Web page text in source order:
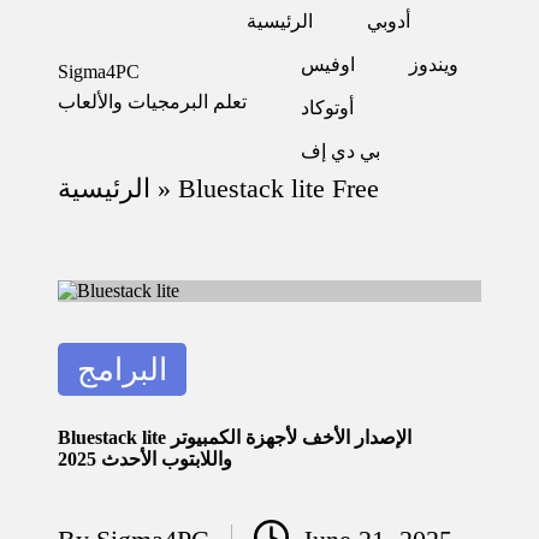
Sigma4PC
تعلم البرمجيات والألعاب
الرئيسية أدوبي
اوفيس ويندوز
أوتوكاد
بي دي إف
الرئيسية » Bluestack lite Free
Posted
in
البرامج
Bluestack lite الإصدار الأخف لأجهزة الكمبيوتر
واللابتوب الأحدث 2025